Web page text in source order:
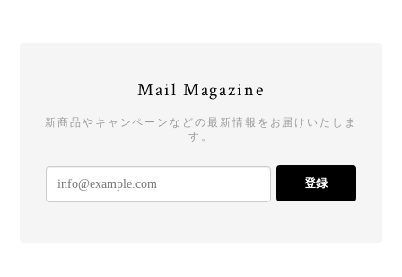
Mail Magazine
新商品やキャンペーンなどの最新情報をお届けいたしま
す。
登録